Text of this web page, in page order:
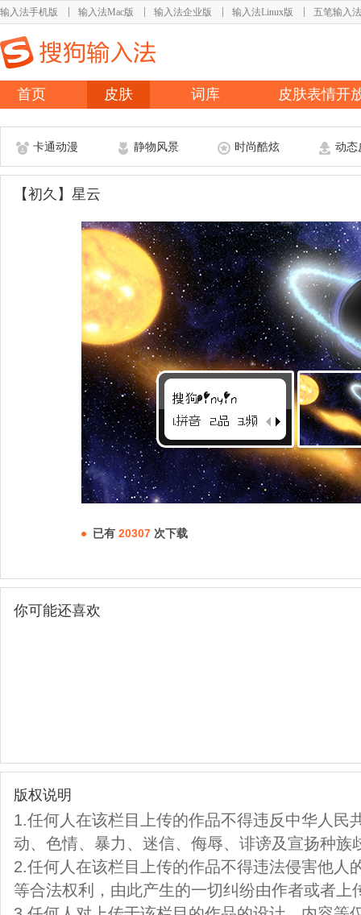
输入法手机版 输入法Mac版 输入法企业版 输入法Linux版 五笔输入法
首页 皮肤 词库 皮肤表情开
卡通动漫 静物风景 时尚酷炫 动态
【初久】星云
已有 20307 次下载
你可能还喜欢
版权说明
1.任何人在该栏目上传的作品不得违反中华人民
动、色情、暴力、迷信、侮辱、诽谤及宣扬种族
2.任何人在该栏目上传的作品不得违法侵害他人
等合法权利，由此产生的一切纠纷由作者或者上